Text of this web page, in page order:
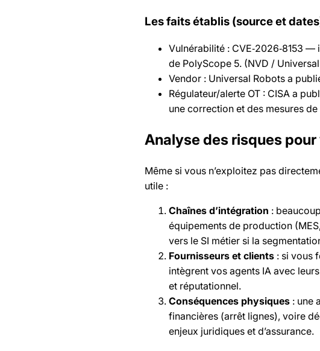
Les faits établis (source et
Vulnérabilité : CVE‑2026‑8153
de PolyScope 5. (NVD /
Vendor : Universal Robots a
Régulateur/alerte OT : CISA a
une correction et des mesures
Analyse des risques pour
Même si vous n’exploitez pas
utile :
Chaînes d’intégration :
équipements de production
vers le SI métier si la
Fournisseurs et clients : si vous
intègrent vos agents IA avec
et réputationnel.
Conséquences physiques : une
financières (arrêt lignes), voire
enjeux juridiques et d’assurance.